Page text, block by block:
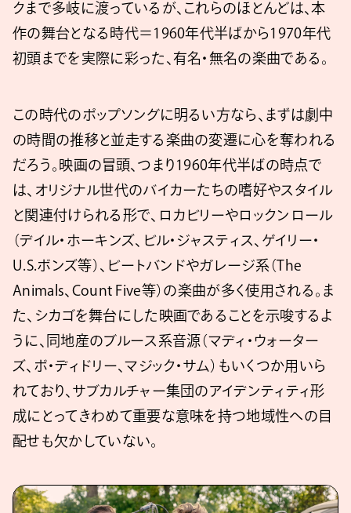
クまで多岐に渡っているが、これらのほとんどは、本
作の舞台となる時代＝1960年代半ばから1970年代
初頭までを実際に彩った、有名・無名の楽曲である。
この時代のポップソングに明るい方なら、まずは劇中
の時間の推移と並走する楽曲の変遷に心を奪われる
だろう。映画の冒頭、つまり1960年代半ばの時点で
は、オリジナル世代のバイカーたちの嗜好やスタイル
と関連付けられる形で、ロカビリーやロックンロール
（デイル・ホーキンズ、ビル・ジャスティス、ゲイリー・
U.S.ボンズ等）、ビートバンドやガレージ系（The
Animals、Count Five等）の楽曲が多く使用される。ま
た、シカゴを舞台にした映画であることを示唆するよ
うに、同地産のブルース系音源（マディ・ウォーター
ズ、ボ・ディドリー、マジック・サム）もいくつか用いら
れており、サブカルチャー集団のアイデンティティ形
成にとってきわめて重要な意味を持つ地域性への目
配せも欠かしていない。